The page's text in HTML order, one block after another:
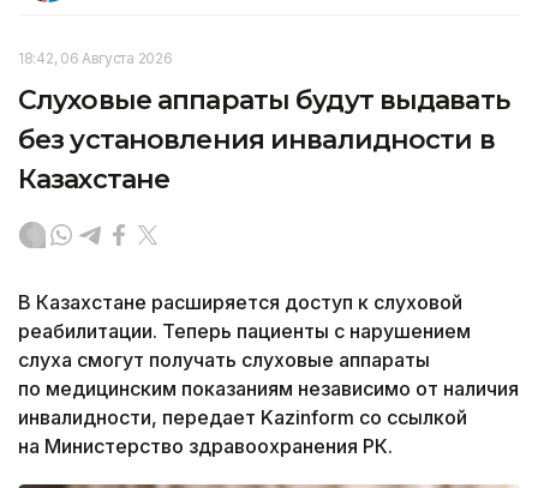
18:42, 06 Августа 2026
Слуховые аппараты будут выдавать
без установления инвалидности в
Казахстане
В Казахстане расширяется доступ к слуховой
реабилитации. Теперь пациенты с нарушением
слуха смогут получать слуховые аппараты
по медицинским показаниям независимо от наличия
инвалидности, передает Kazinform со ссылкой
на Министерство здравоохранения РК.